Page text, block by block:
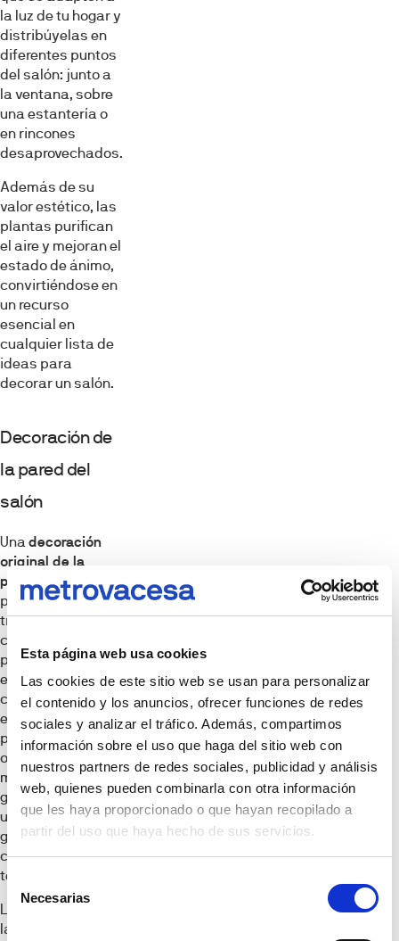
Esta página web usa cookies
Las cookies de este sitio web se usan para personalizar
el contenido y los anuncios, ofrecer funciones de redes
sociales y analizar el tráfico. Además, compartimos
información sobre el uso que haga del sitio web con
nuestros partners de redes sociales, publicidad y análisis
web, quienes pueden combinarla con otra información
que les haya proporcionado o que hayan recopilado a
partir del uso que haya hecho de sus servicios.
Selección
Necesarias
la luz de tu hogar y
distribúyelas en
diferentes puntos
del salón: junto a
la ventana, sobre
una estantería o
en rincones
desaprovechados.
Además de su
valor estético, las
plantas purifican
el aire y mejoran el
estado de ánimo,
convirtiéndose en
un recurso
esencial en
cualquier lista de
ideas para
decorar un salón.
Decoración de
la pared del
salón
Una decoración
original de la
pared del salón
puede
transformar
completamente la
percepción del
espacio. Desde
cuadros hasta
espejos o papel
pintado, las
opciones son
múltiples. Si te
gusta el arte, crea
una pequeña
galería personal
con láminas que
te inspiren.
Los cuadros para
la decoración del